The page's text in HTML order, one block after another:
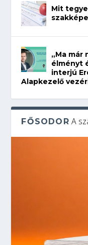
Mit
„Ma már
élményt
interjú
Alapkezelő
FŐSODOR A